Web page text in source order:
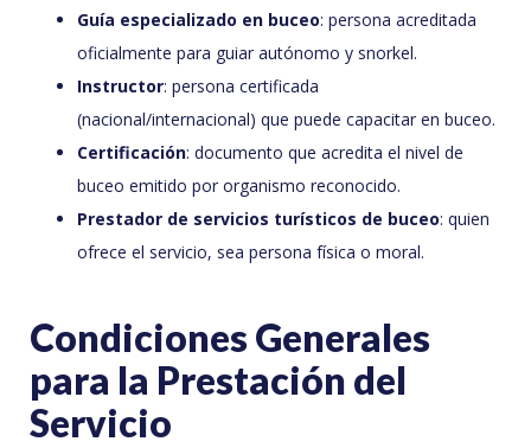
Guía especializado en buceo: persona acreditada
oficialmente para guiar autónomo y snorkel.
Instructor: persona certificada
(nacional/internacional) que puede capacitar en buceo.
Certificación: documento que acredita el nivel de
buceo emitido por organismo reconocido.
Prestador de servicios turísticos de buceo: quien
ofrece el servicio, sea persona física o moral.
Condiciones Generales
para la Prestación del
Servicio